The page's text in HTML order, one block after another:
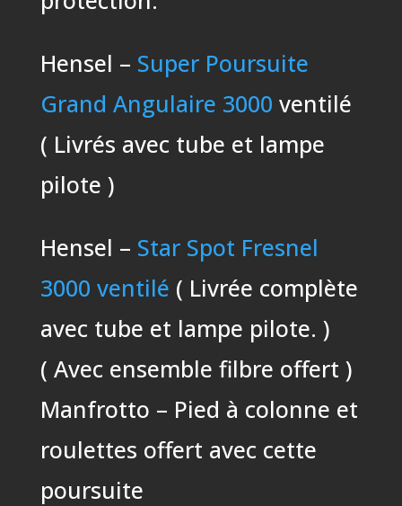
Hensel – Super Poursuite
Grand Angulaire 3000 ventilé
( Livrés avec tube et lampe
pilote )
Hensel – Star Spot Fresnel
3000 ventilé ( Livrée complète
avec tube et lampe pilote. )
( Avec ensemble filbre offert )
Manfrotto – Pied à colonne et
roulettes offert avec cette
poursuite